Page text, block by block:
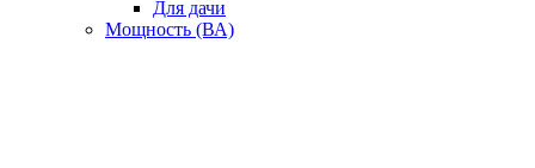
Для дачи
Мощность (ВА)